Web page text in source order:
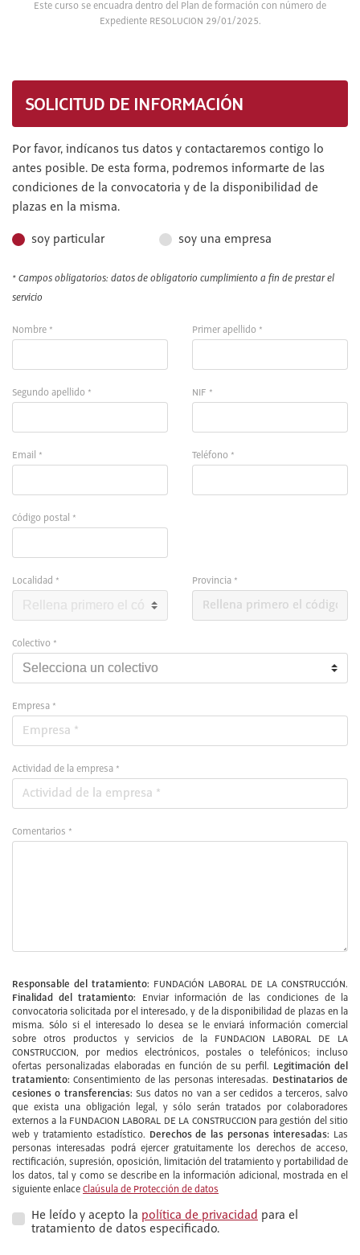
Este curso se encuadra dentro del Plan de formación con número de
Expediente RESOLUCION 29/01/2025.
SOLICITUD DE INFORMACIÓN
Por favor, indícanos tus datos y contactaremos contigo lo
antes posible. De esta forma, podremos informarte de las
condiciones de la convocatoria y de la disponibilidad de
plazas en la misma.
soy particular soy una empresa
* Campos obligatorios: datos de obligatorio cumplimiento a fin de prestar el
servicio
Nombre * Primer apellido *
Segundo apellido * NIF *
Email * Teléfono *
Código postal *
Localidad * Provincia *
Colectivo *
Empresa *
Actividad de la empresa *
Comentarios *
Responsable del tratamiento: FUNDACIÓN LABORAL DE LA CONSTRUCCIÓN.
Finalidad del tratamiento:
Enviar información de las condiciones de la
convocatoria solicitada por el interesado, y de la disponibilidad de plazas en la
misma. Sólo si el interesado lo desea se le enviará información comercial
sobre otros productos y servicios de la FUNDACION LABORAL DE LA
CONSTRUCCION, por medios electrónicos, postales o telefónicos; incluso
ofertas personalizadas elaboradas en función de su perfil. Legitimación del
tratamiento: Consentimiento de las personas interesadas. Destinatarios de
cesiones o transferencias: Sus datos no van a ser cedidos a terceros, salvo
que exista una obligación legal, y sólo serán tratados por colaboradores
externos a la FUNDACION LABORAL DE LA CONSTRUCCION para gestión del sitio
web y tratamiento estadístico. Derechos de las personas interesadas: Las
personas interesadas podrá ejercer gratuitamente los derechos de acceso,
rectificación, supresión, oposición, limitación del tratamiento y portabilidad de
los datos, tal y como se describe en la información adicional, mostrada en el
siguiente enlace Claúsula de Protección de datos
He leído y acepto la política de privacidad para el
tratamiento de datos especificado.